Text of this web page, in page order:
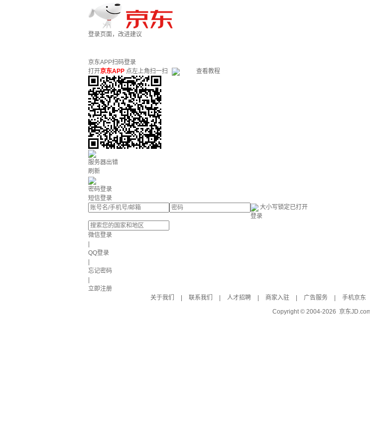
登录页面，改进建议
京东APP扫码登录
打开京东APP 点左上角扫一扫 查看教程
服务器出错
刷新
密码登录
短信登录
大小写锁定已打开
登录
微信登录
QQ登录
忘记密码
立即注册
关于我们
联系我们 人才招聘 商家入驻 广告服务 手机京东
Copyright © 2004-2026 京东